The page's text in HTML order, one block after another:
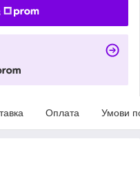
Оплата Умови